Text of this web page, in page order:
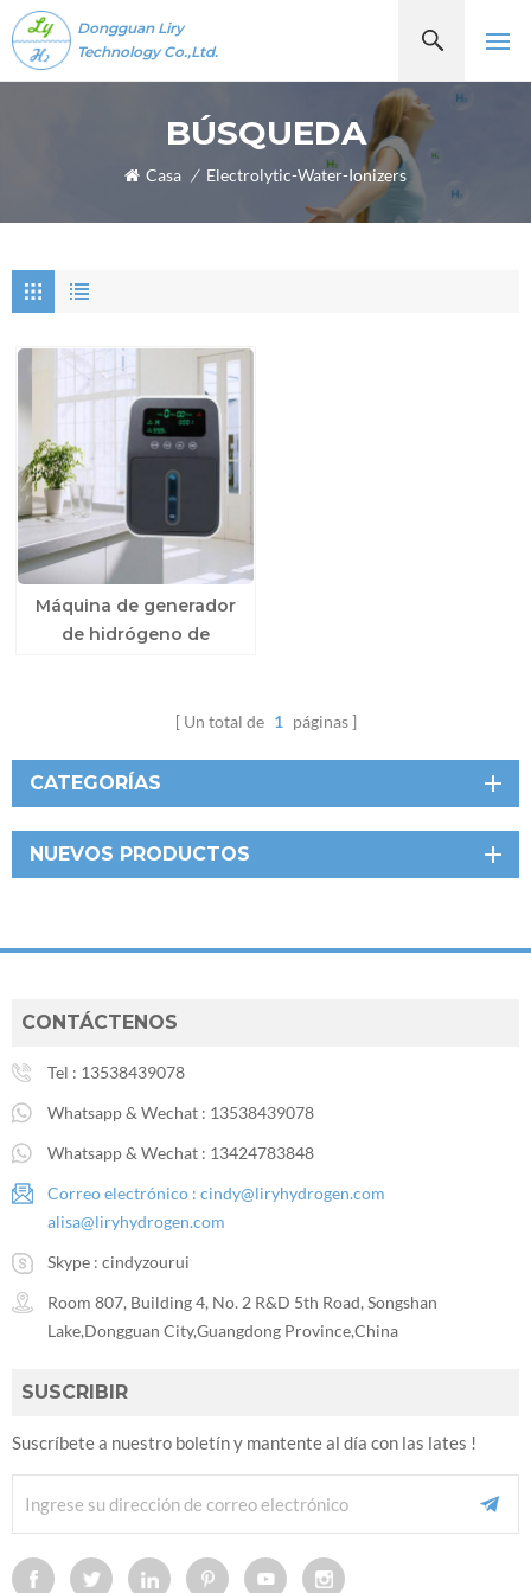
Dongguan Liry
Technology Co.,Ltd.
BÚSQUEDA
Casa / Electrolytic-Water-Ionizers
Máquina de generador
de hidrógeno de
Un total de 1 páginas
CATEGORÍAS
NUEVOS PRODUCTOS
CONTÁCTENOS
Tel : 13538439078
Whatsapp & Wechat : 13538439078
Whatsapp & Wechat : 13424783848
Correo electrónico : cindy@liryhydrogen.com
alisa@liryhydrogen.com
Skype : cindyzourui
Room 807, Building 4, No. 2 R&D 5th Road, Songshan
Lake,Dongguan City,Guangdong Province,China
SUSCRIBIR
Suscríbete a nuestro boletín y mantente al día con las lates !